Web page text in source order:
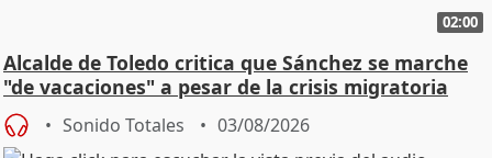
02:00
Alcalde de Toledo critica que Sánchez se marche
"de vacaciones" a pesar de la crisis migratoria
Sonido Totales 03/08/2026